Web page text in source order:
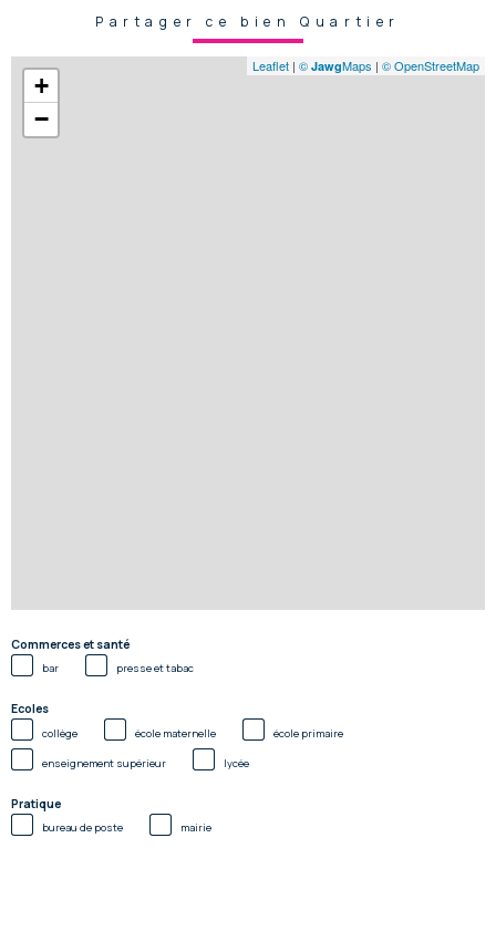
Partager ce bien Quartier
+
−
Leaflet | © JawgMaps | © OpenStreetMap
Commerces et santé
bar presse et tabac
Ecoles
collège école maternelle école primaire
enseignement supérieur lycée
Pratique
bureau de poste mairie